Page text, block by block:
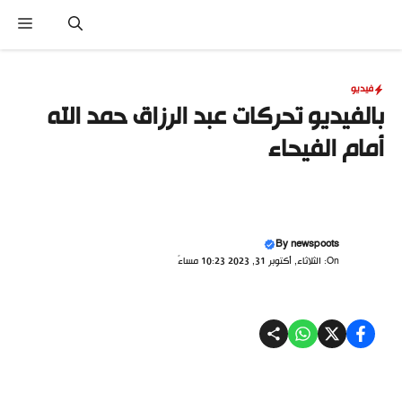
المحتوى
فيديو
بالفيديو تحركات عبد الرزاق حمد الله
أمام الفيحاء
Bynewspoots
On: الثلاثاء, أكتوبر 31, 2023 10:23 مساءً